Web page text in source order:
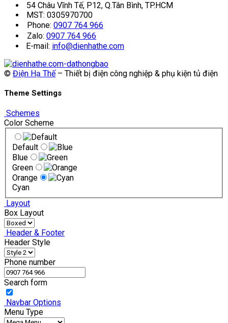
54 Châu Vĩnh Tế, P12, Q.Tân Bình, TP.HCM
MST: 0305970700
Phone: 0907 764 966
Zalo: 0907 764 966
E-mail: info@dienhathe.com
© Điện Hạ Thế– Thiết bị điện công nghiệp & phụ kiện tủ điện
Theme Settings
Schemes
Color Scheme
Default
Blue
Green
Orange
Cyan
Layout
Box Layout
Header & Footer
Header Style
Phone number
Search form
Navbar Options
Menu Type